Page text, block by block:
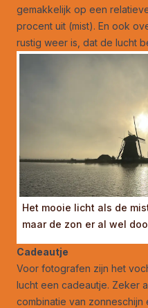
gemakkelijk op een
procent uit (mist). En ook
rustig weer is, dat de lucht
Het mooie licht als de
maar de zon er al wel
Cadeautje
Voor fotografen zijn het
lucht een cadeautje. Zeker
combinatie van